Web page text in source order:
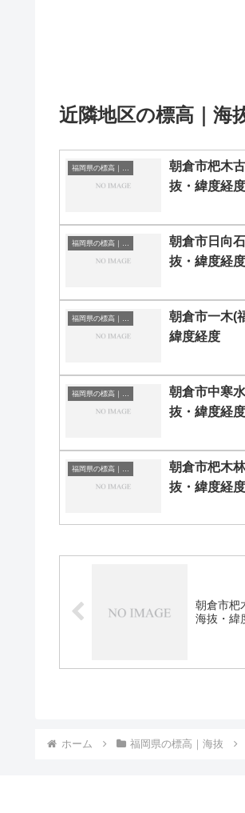
近隣地区の標高｜海
朝倉市杷木
抜・緯度経度
朝倉市日向
抜・緯度経度
朝倉市一木(
緯度経度
朝倉市中寒
抜・緯度経度
朝倉市杷木
抜・緯度経度
朝倉市杷
海抜・緯
ホーム 福岡県の標高｜海抜